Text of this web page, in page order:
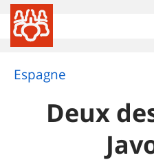
Espagne
Deux